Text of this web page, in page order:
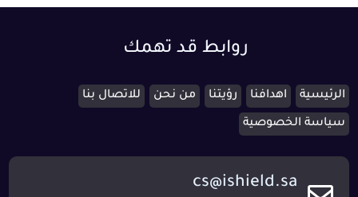
روابط قد تهمك
الرئيسية اهدافنا رؤيتنا من نحن للاتصال بنا
سياسة الخصوصية
cs@ishield.sa